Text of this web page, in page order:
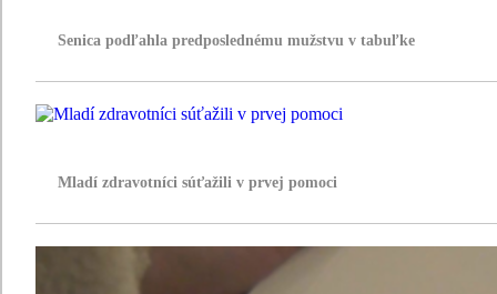
Senica podľahla predposlednému mužstvu v tabuľke
Mladí zdravotníci súťažili v prvej pomoci